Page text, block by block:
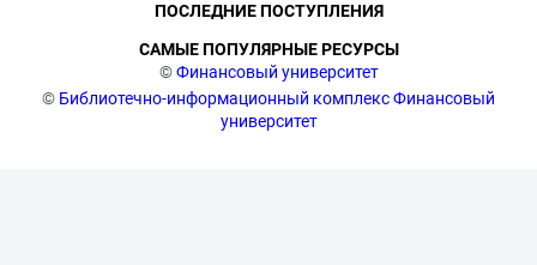
©Финансовый университет
© Библиотечно-информационный комплекс Финансовый
университет
ПОСЛЕДНИЕ ПОСТУПЛЕНИЯ
САМЫЕ ПОПУЛЯРНЫЕ РЕСУРСЫ